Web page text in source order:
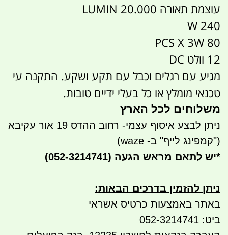
עוצמת תאורה 20.000 LUMIN
240 W
80 PCS X 3W
12 וולט DC
מגיע עם רגלים וכבל עם תקע ושקע. התקנה עי
טכנאי מומלץ או כל בעלי ידיים טובות.
משלוחים לכל הארץ
ניתן לבצע איסוף עצמי- רחוב ההדס 19 אור עקיבא
("קמפינג לייף" ב- waze)
*יש לתאם מראש הגעה (052-3214741)
ניתן להזמין בדרכים הבאות:
באתר באמצעות כרטיס אשראי
ביט: 052-3214741